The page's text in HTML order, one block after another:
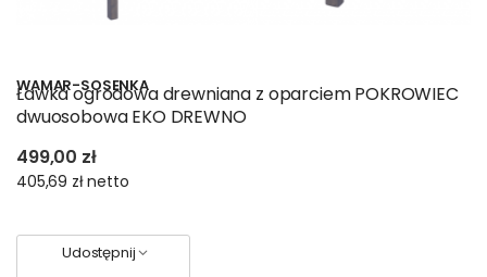
WAMAR-SOSENKA
Ławka ogrodowa drewniana z oparciem POKROWIEC
dwuosobowa EKO DREWNO
499,00 zł
405,69 złnetto
Udostępnij